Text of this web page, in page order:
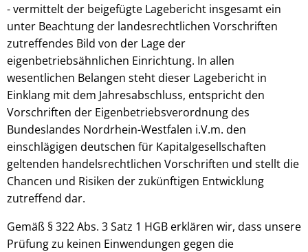
- vermittelt der beigefügte Lagebericht insgesamt ein
unter Beachtung der landesrechtlichen Vorschriften
zutreffendes Bild von der Lage der
eigenbetriebsähnlichen Einrichtung. In allen
wesentlichen Belangen steht dieser Lagebericht in
Einklang mit dem Jahresabschluss, entspricht den
Vorschriften der Eigenbetriebsverordnung des
Bundeslandes Nordrhein-Westfalen i.V.m. den
einschlägigen deutschen für Kapitalgesellschaften
geltenden handelsrechtlichen Vorschriften und stellt die
Chancen und Risiken der zukünftigen Entwicklung
zutreffend dar.
Gemäß § 322 Abs. 3 Satz 1 HGB erklären wir, dass unsere
Prüfung zu keinen Einwendungen gegen die